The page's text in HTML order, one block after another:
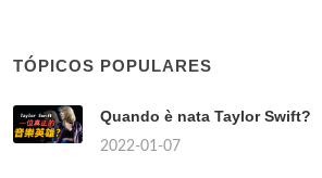
TÓPICOS POPULARES
Quando è nata Taylor Swift?
2022-01-07